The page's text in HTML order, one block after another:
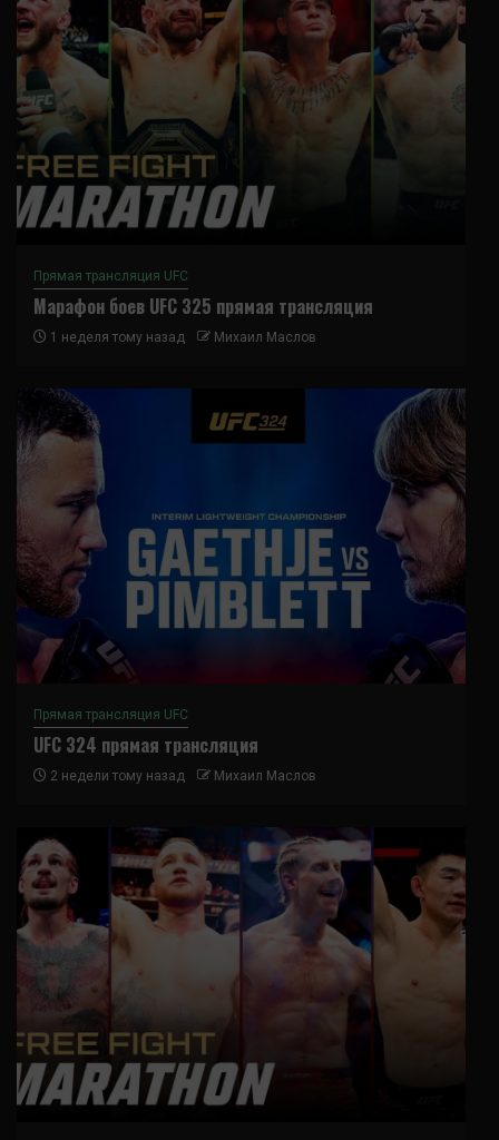
Прямая трансляция UFC
Марафон боев UFC 325 прямая трансляция
1 неделя тому назад Михаил Маслов
Прямая трансляция UFC
UFC 324 прямая трансляция
2 недели тому назад Михаил Маслов